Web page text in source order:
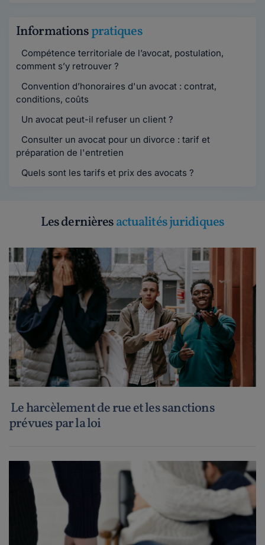
Informationspratiques
Compétence territoriale de l’avocat, postulation,
comment s’y retrouver ?
Convention d’honoraires d'un avocat : contrat,
conditions, coûts
Un avocat peut-il refuser un client ?
Consulter un avocat pour un divorce : tarif et
préparation de l'entretien
Quels sont les tarifs et prix des avocats ?
Les dernièresactualités juridiques
Le harcèlement de rue et les sanctions
prévues par la loi